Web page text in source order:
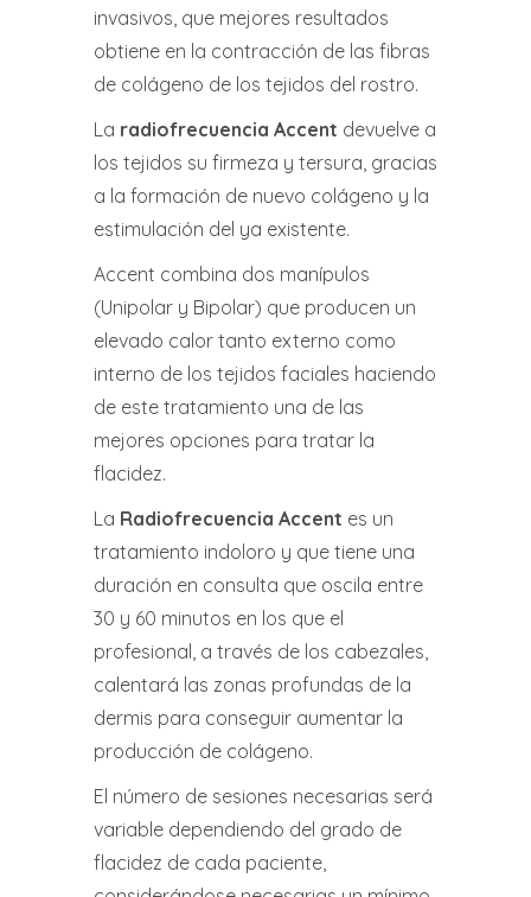
invasivos, que mejores resultados
obtiene en la contracción de las fibras
de colágeno de los tejidos del rostro.
La radiofrecuencia Accent devuelve a
los tejidos su firmeza y tersura, gracias
a la formación de nuevo colágeno y la
estimulación del ya existente.
Accent combina dos manípulos
(Unipolar y Bipolar) que producen un
elevado calor tanto externo como
interno de los tejidos faciales haciendo
de este tratamiento una de las
mejores opciones para tratar la
flacidez.
La Radiofrecuencia Accent es un
tratamiento indoloro y que tiene una
duración en consulta que oscila entre
30 y 60 minutos en los que el
profesional, a través de los cabezales,
calentará las zonas profundas de la
dermis para conseguir aumentar la
producción de colágeno.
El número de sesiones necesarias será
variable dependiendo del grado de
flacidez de cada paciente,